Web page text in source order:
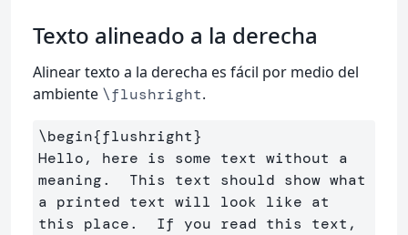
Texto alineado a la derecha
Alinear texto a la derecha es fácil por medio del
ambiente \flushright.
\begin{flushright}
Hello, here is some text without a
meaning.  This text should show what
a printed text will look like at
this place.  If you read this text,